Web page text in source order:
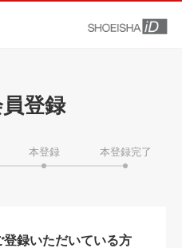
登録
本登録 本登録完了
録いただいている方